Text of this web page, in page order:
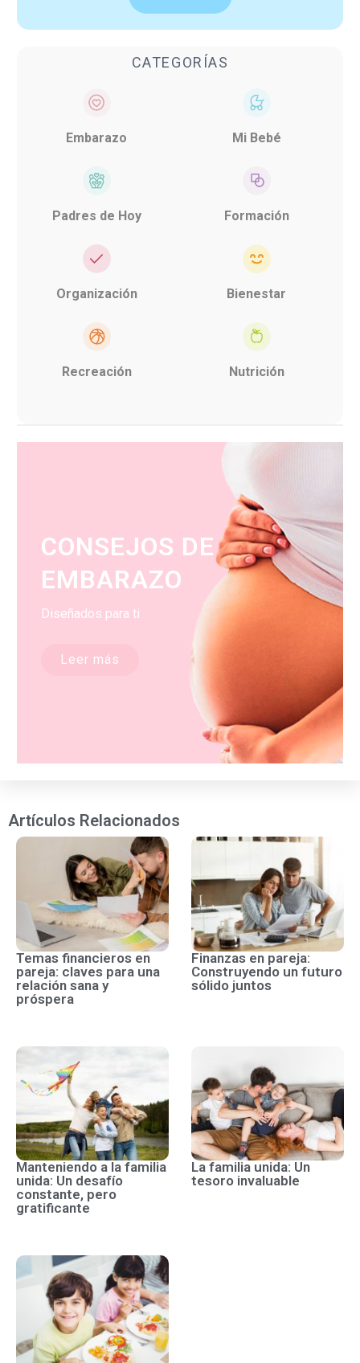
CATEGORÍAS
Embarazo Mi Bebé
Padres de Hoy Formación
Organización Bienestar
Recreación Nutrición
CONSEJOS DE
EMBARAZO
Diseñados para ti
Leer más
Artículos Relacionados
Temas financieros en
pareja: claves para una
relación sana y
próspera
Finanzas en pareja:
Construyendo un futuro
sólido juntos
Manteniendo a la familia
unida: Un desafío
constante, pero
gratificante
La familia unida: Un
tesoro invaluable